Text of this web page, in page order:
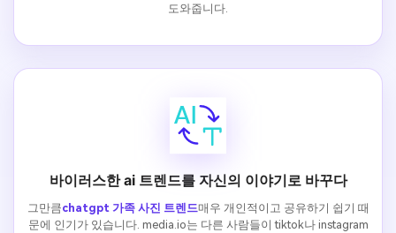
도와줍니다.
바이러스한 ai 트렌드를 자신의 이야기로 바꾸다
그만큼chatgpt 가족 사진 트렌드매우 개인적이고 공유하기 쉽기 때
문에 인기가 있습니다. media.io는 다른 사람들이 tiktok나 instagram